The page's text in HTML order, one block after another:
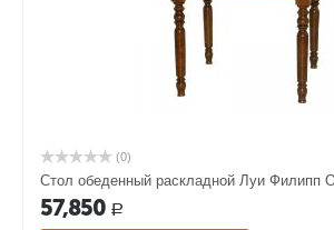
(0)
Стол обеденный раскладной Луи Филипп
57,850 Р